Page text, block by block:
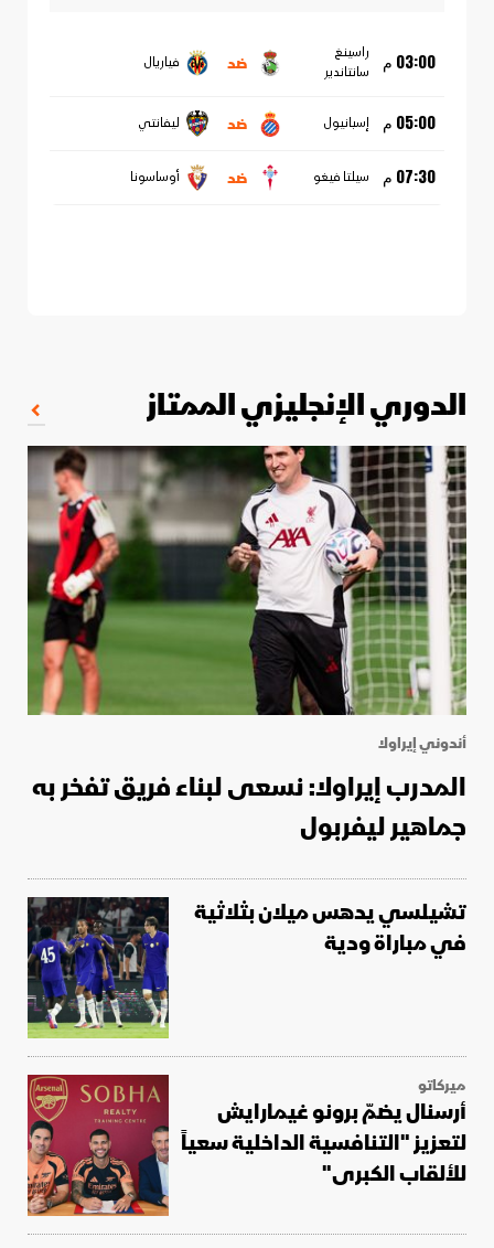
03:00 م
راسينغ
سانتاندير
ضد فياريال
05:00 م إسبانيول ضد ليفانتي
07:30 م سيلتا فيغو ضد أوساسونا
الدوري الإنجليزي الممتاز
أندوني إيراولا
المدرب إيراولا: نسعى لبناء فريق تفخر به
جماهير ليفربول
تشيلسي يدهس ميلان بثلاثية
في مباراة ودية
ميركاتو
أرسنال يضمّ برونو غيمارايش
لتعزيز "التنافسية الداخلية سعياً
للألقاب الكبرى"